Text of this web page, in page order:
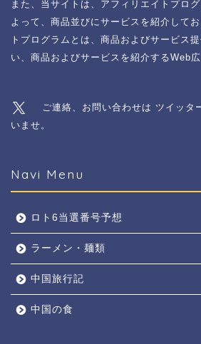
また、当サイトは、アフィリエイトプロ
よって、商品並びにサービスを紹介して
トプログラムとは、商品およびサービス
い、商品およびサービスを紹介するWeb
ご連絡、お問い合わせは ツイッタ
いませ。
Navi Menu
ロト6当選番号予想
ラーメン・麺類
中国旅行記
中国の食